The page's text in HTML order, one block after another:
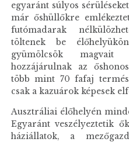
egyaránt súlyos
már őshüllőkre
futómadarak
töltenek be
gyümölcsök magvait
hozzájárulnak az
több mint 70 fafaj
csak a kazuárok képesek
Ausztráliai élőhelyén
Egyaránt veszélyeztetik
háziállatok, a